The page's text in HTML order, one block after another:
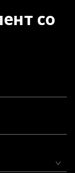
со